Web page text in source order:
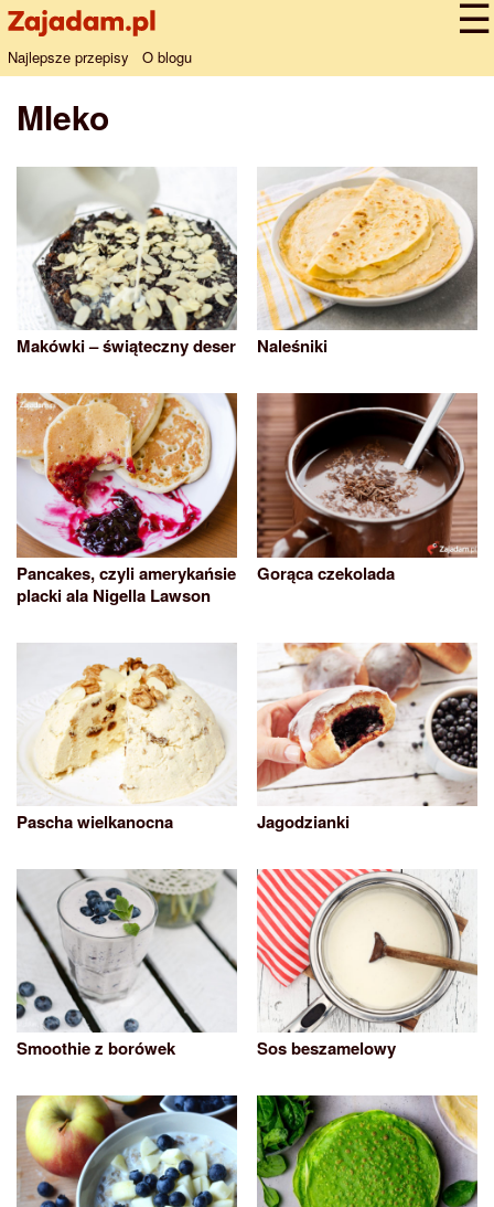
Najlepsze przepisy O blogu
Mleko
Makówki – świąteczny deser Naleśniki
Pancakes, czyli amerykańsie
placki ala Nigella Lawson
Gorąca czekolada
Pascha wielkanocna Jagodzianki
Smoothie z borówek Sos beszamelowy